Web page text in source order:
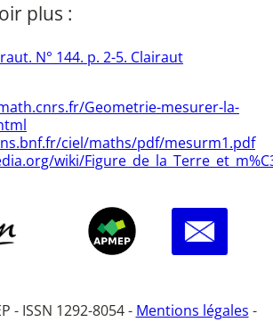
plus :
N° 144. p. 2-5. Clairaut
Geometrie-mesurer-la-
ciel/maths/pdf/mesurm1.pdf
wiki/
- ISSN 1292-8054 - Mentions légales -